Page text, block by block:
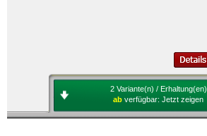
2 Variante(n) / Erhaltung(en)
ab verfügbar: Jetzt zeigen